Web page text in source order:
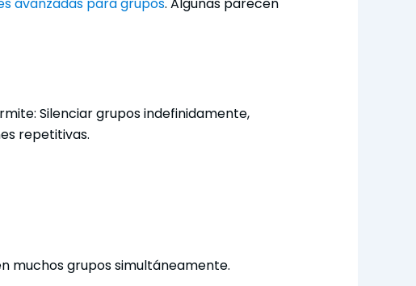
avanzadas para grupos. Algunas parecen
Silenciar grupos indefinidamente,
repetitivas.
muchos grupos simultáneamente.